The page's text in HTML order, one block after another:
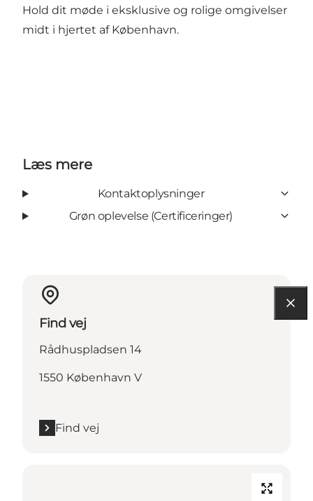
Hold dit møde i eksklusive og rolige omgivelser
midt i hjertet af København.
Læs mere
Kontaktoplysninger
Grøn oplevelse (Certificeringer)
Find vej
Rådhuspladsen 14
1550 København V
Find vej